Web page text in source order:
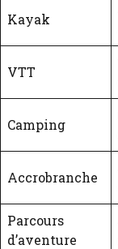
Kayak
VTT
Camping
Accrobranche
Parcours
d’aventure